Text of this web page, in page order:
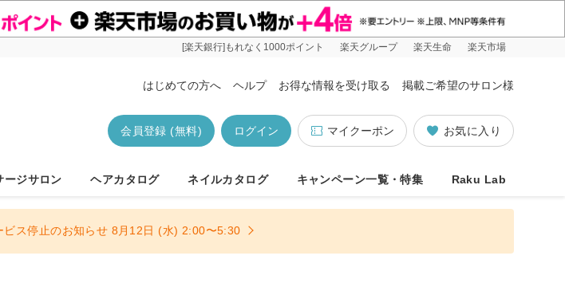
[楽天銀行]もれなく1000ポイント 楽天グループ 楽天生命 楽天市場
はじめての方へ ヘルプ お得な情報を受け取る 掲載ご希望のサロン様
お気に入り
マイクーポン
ログイン
会員登録 (無料)
ージサロン ヘアカタログ ネイルカタログ キャンペーン一覧・特集 Raku Lab
ビス停止のお知らせ 8月12日 (水) 2:00〜5:30